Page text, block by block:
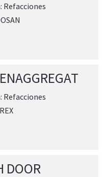
Refacciones
Refacciones
DOOR